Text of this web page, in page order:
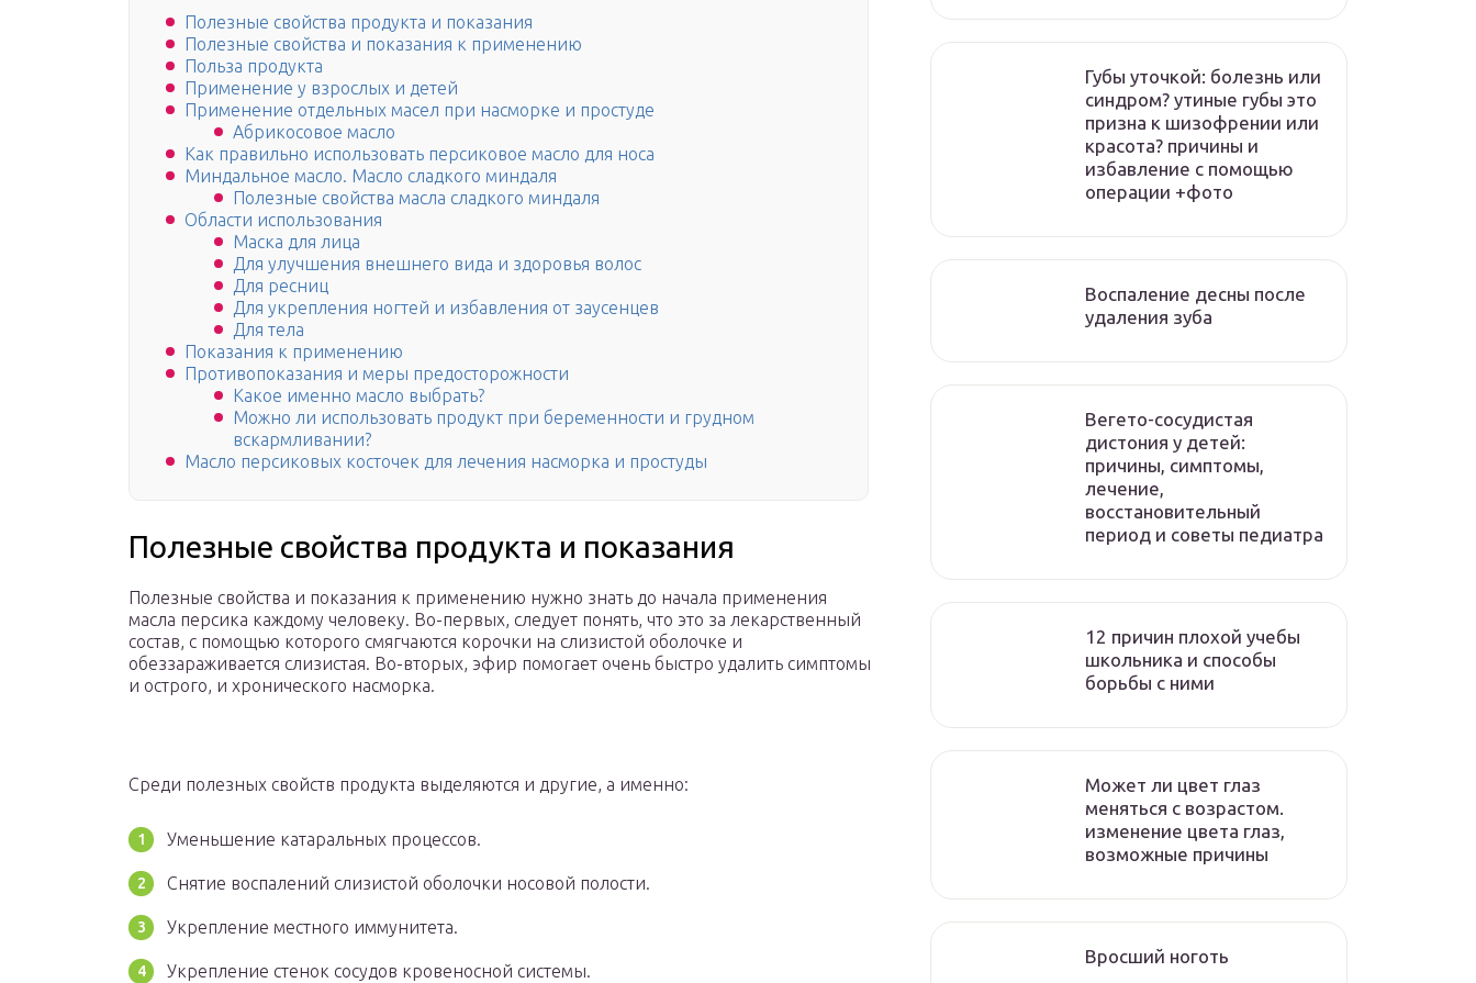
Полезные свойства продукта и показания
Полезные свойства и показания к применению
Польза продукта
Применение у взрослых и детей
Применение отдельных масел при насморке и простуде
Абрикосовое масло
Как правильно использовать персиковое масло для носа
Миндальное масло. Масло сладкого миндаля
Полезные свойства масла сладкого миндаля
Области использования
Маска для лица
Для улучшения внешнего вида и здоровья волос
Для ресниц
Для укрепления ногтей и избавления от заусенцев
Для тела
Показания к применению
Противопоказания и меры предосторожности
Какое именно масло выбрать?
Можно ли использовать продукт при беременности и грудном
вскармливании?
Масло персиковых косточек для лечения насморка и простуды
Полезные свойства продукта и показания
Полезные свойства и показания к применению нужно знать до начала применения
масла персика каждому человеку. Во-первых, следует понять, что это за лекарственный
состав, с помощью которого смягчаются корочки на слизистой оболочке и
обеззараживается слизистая. Во-вторых, эфир помогает очень быстро удалить симптомы
и острого, и хронического насморка.
Среди полезных свойств продукта выделяются и другие, а именно:
Уменьшение катаральных процессов.
Снятие воспалений слизистой оболочки носовой полости.
Укрепление местного иммунитета.
Укрепление стенок сосудов кровеносной системы.
Губы уточкой: болезнь или
синдром? утиные губы это
призна к шизофрении или
красота? причины и
избавление с помощью
операции +фото
Воспаление десны после
удаления зуба
Вегето-сосудистая
дистония у детей:
причины, симптомы,
лечение,
восстановительный
период и советы педиатра
12 причин плохой учебы
школьника и способы
борьбы с ними
Может ли цвет глаз
меняться с возрастом.
изменение цвета глаз,
возможные причины
Вросший ноготь